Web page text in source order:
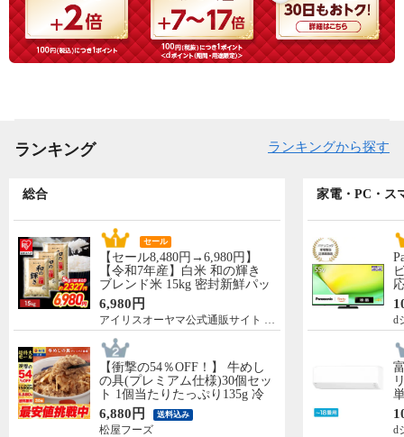
ランキング ランキングから探す
総合
セール
【セール8,480円→6,980円】
【令和7年産】白米 和の輝き
ブレンド米 15kg 密封新鮮パッ
ク 脱酸素剤入り 米 お米 低温
製法米 アイリスオーヤマ [食
品]
6,980円
【衝撃の54％OFF！】 牛めし
の具(プレミアム仕様)30個セッ
ト 1個当たりたっぷり135g 冷
凍食品 松屋牛丼 当店のイチオ
シ 非常食
6,880円 送料込み
松屋フーズ
家電・PC・ス
d
d